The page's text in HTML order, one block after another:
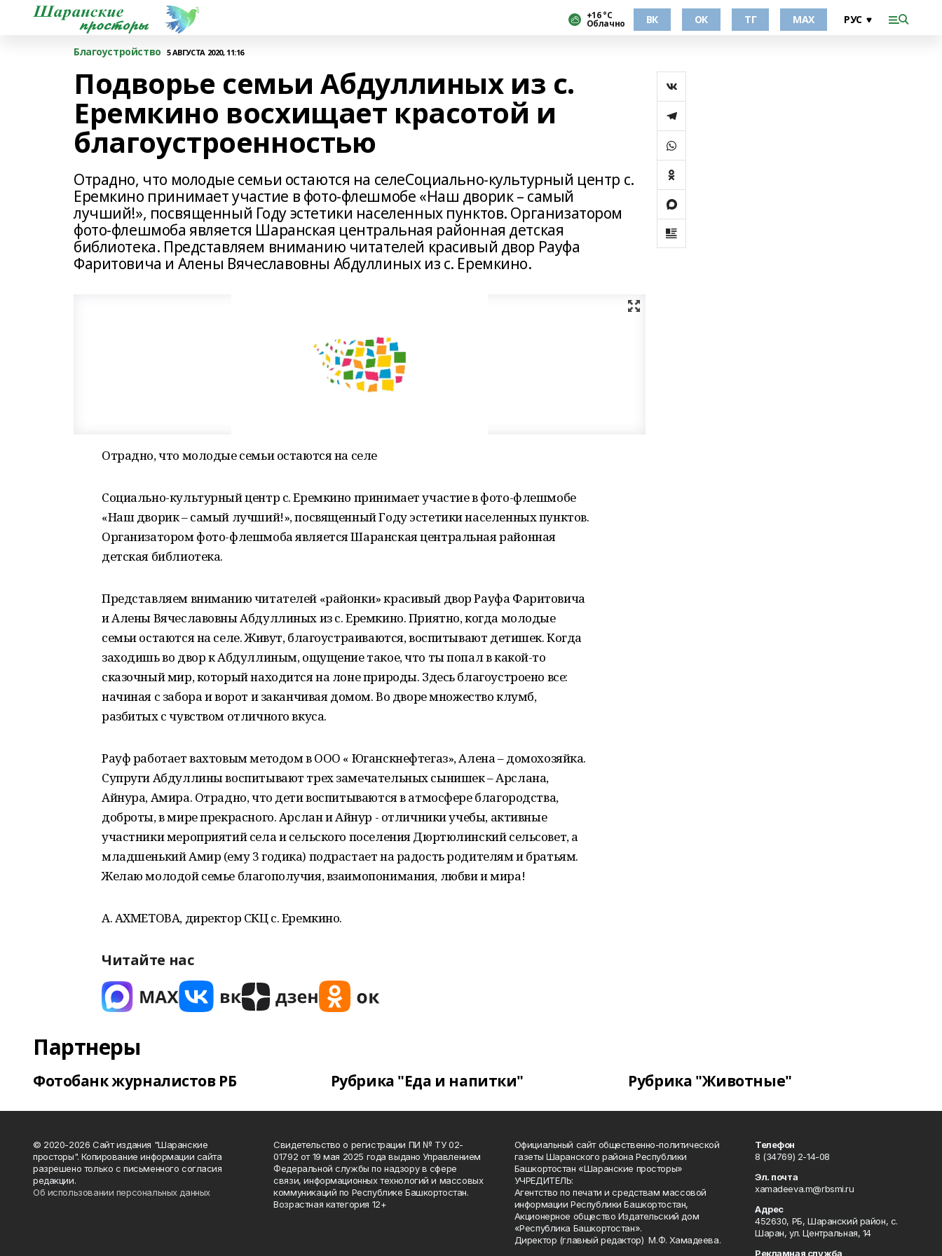
+16 °С
Облачно ВК ОК ТГ МАХ
Благоустройство 5 АВГУСТА 2020, 11:16
Подворье семьи Абдуллиных из с.
Еремкино восхищает красотой и
благоустроенностью
Отрадно, что молодые семьи остаются на селеСоциально-культурный центр с.
Еремкино принимает участие в фото-флешмобе «Наш дворик – самый
лучший!», посвященный Году эстетики населенных пунктов. Организатором
фото-флешмоба является Шаранская центральная районная детская
библиотека. Представляем вниманию читателей красивый двор Рауфа
Фаритовича и Алены Вячеславовны Абдуллиных из с. Еремкино.
Отрадно, что молодые семьи остаются на селе
Социально-культурный центр с. Еремкино принимает участие в фото-флешмобе
«Наш дворик – самый лучший!», посвященный Году эстетики населенных пунктов.
Организатором фото-флешмоба является Шаранская центральная районная
детская библиотека.
Представляем вниманию читателей «районки» красивый двор Рауфа Фаритовича
и Алены Вячеславовны Абдуллиных из с. Еремкино. Приятно, когда молодые
семьи остаются на селе. Живут, благоустраиваются, воспитывают детишек. Когда
заходишь во двор к Абдуллиным, ощущение такое, что ты попал в какой-то
сказочный мир, который находится на лоне природы. Здесь благоустроено все:
начиная с забора и ворот и заканчивая домом. Во дворе множество клумб,
разбитых с чувством отличного вкуса.
Рауф работает вахтовым методом в ООО « Юганскнефтегаз», Алена – домохозяйка.
Супруги Абдуллины воспитывают трех замечательных сынишек – Арслана,
Айнура, Амира. Отрадно, что дети воспитываются в атмосфере благородства,
доброты, в мире прекрасного. Арслан и Айнур - отличники учебы, активные
участники мероприятий села и сельского поселения Дюртюлинский сельсовет, а
младшенький Амир (ему 3 годика) подрастает на радость родителям и братьям.
Желаю молодой семье благополучия, взаимопонимания, любви и мира!
А. АХМЕТОВА, директор СКЦ с. Еремкино.
Читайте нас
Партнеры
Фотобанк журналистов РБ Рубрика "Еда и напитки" Рубрика "Животные"
© 2020-2026 Сайт издания "Шаранские
просторы". Копирование информации сайта
разрешено только с письменного согласия
редакции.
Об использовании персональных данных
Свидетельство о регистрации ПИ № ТУ 02-
01792 от 19 мая 2025 года выдано Управлением
Федеральной службы по надзору в сфере
связи, информационных технологий и массовых
коммуникаций по Республике Башкортостан.
Возрастная категория 12+
Официальный сайт общественно-политической
газеты Шаранского района Республики
Башкортостан «Шаранские просторы»
УЧРЕДИТЕЛЬ:
Агентство по печати и средствам массовой
информации Республики Башкортостан,
Акционерное общество Издательский дом
«Республика Башкортостан».
Директор (главный редактор) М.Ф. Хамадеева.
Телефон
8 (34769) 2-14-08
Эл. почта
xamadeeva.m@rbsmi.ru
Адрес
452630, РБ, Шаранский район, с.
Шаран, ул. Центральная, 14
Рекламная служба